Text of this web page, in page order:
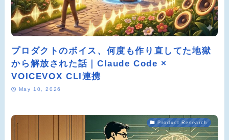
プロダクトのボイス、何度も作り直してた地獄
から解放された話｜Claude Code ×
VOICEVOX CLI連携
May 10, 2026
Product Research